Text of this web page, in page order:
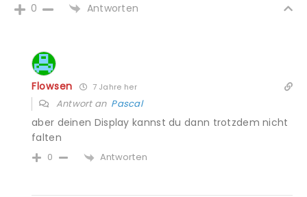
0 Antworten
Flowsen 7 Jahre her
Antwort an Pascal
aber deinen Display kannst du dann trotzdem nicht
falten
0 Antworten